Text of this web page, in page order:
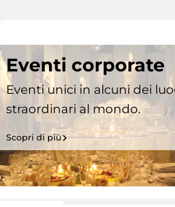
Eventi corporate
Eventi unici in alcuni dei
straordinari al mondo.
Scopri di più